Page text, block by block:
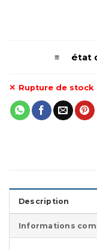
≡ état
Rupture de stock
Description
Informations